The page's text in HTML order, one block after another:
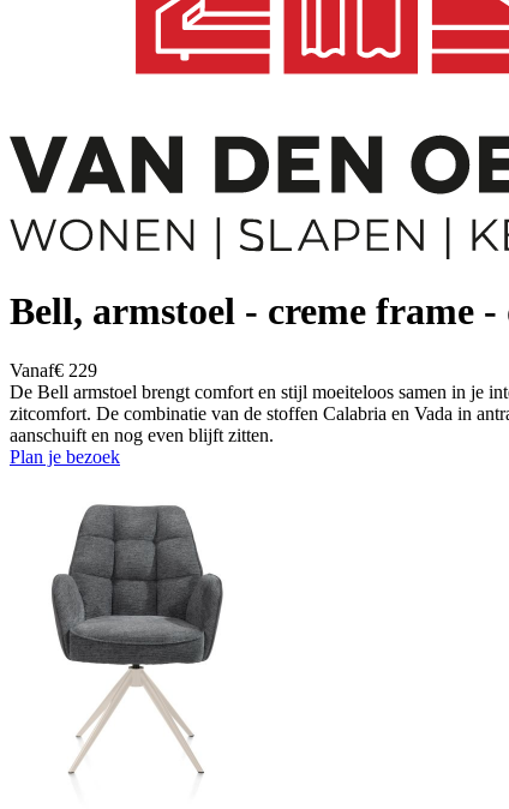
Bell, armstoel - creme frame
Vanaf€ 229
De Bell armstoel brengt comfort en stijl moeiteloos samen in je
zitcomfort. De combinatie van de stoffen Calabria en Vada in
aanschuift en nog even blijft zitten.
Plan je bezoek